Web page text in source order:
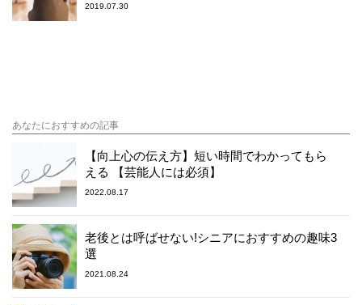
2019.07.30
あなたにおすすめの記事
【向上心の伝え方】短い時間でわかってもら
える 【芸能人には必須】
2022.08.17
老後とは呼ばせない!シニアにおすすめの趣味3
選
2021.08.24